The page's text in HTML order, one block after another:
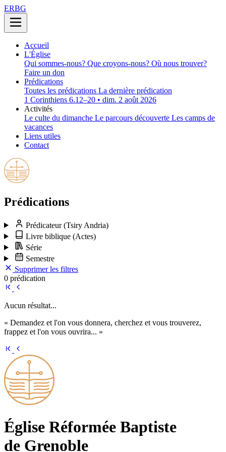
ERBG
Accueil
L'Église
Qui sommes-nous? Que croyons-nous? Où nous trouver?
Faire un don
Prédications
Toutes les prédications La dernière prédication
1 Corinthiens 6.12–20 • dim. 2 août 2026
Activités
Le culte du dimanche Le parcours découverte Les camps de
vacances
Liens utiles
Contact
Prédications
Prédicateur(Tsiry Andria)
Livre biblique (Actes)
Série
Semestre
Supprimer les filtres
0 prédication
Aucun résultat...
« Demandez et l'on vous donnera, cherchez et vous trouverez,
frappez et l'on vous ouvrira... »
Église Ré­for­mée Bap­tiste
de Grenoble